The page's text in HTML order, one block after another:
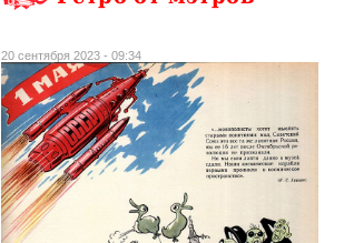
20 сентября 2023 - 09:34